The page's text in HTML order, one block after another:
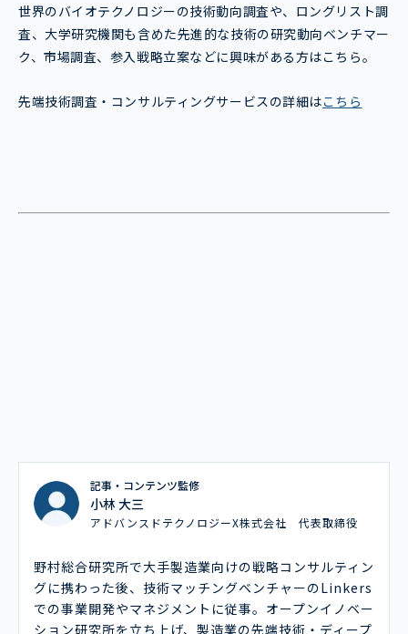
世界のバイオテクノロジーの技術動向調査や、ロングリスト調
査、大学研究機関も含めた先進的な技術の研究動向ベンチマー
ク、市場調査、参入戦略立案などに興味がある方はこちら。
先端技術調査・コンサルティングサービスの詳細はこちら
記事・コンテンツ監修
小林 大三
アドバンスドテクノロジーX株式会社 代表取締役
野村総合研究所で大手製造業向けの戦略コンサルティン
グに携わった後、技術マッチングベンチャーのLinkers
での事業開発やマネジメントに従事。オープンイノベー
ション研究所を立ち上げ、製造業の先端技術・ディープ